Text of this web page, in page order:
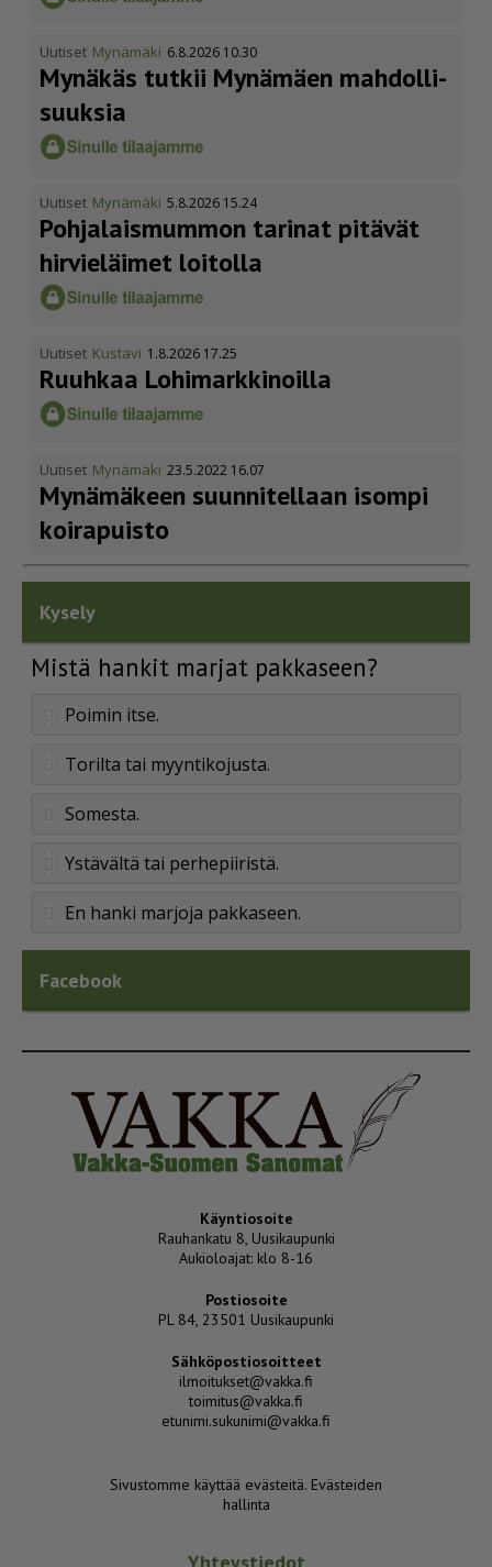
Uutiset Mynämäki 6.8.2026 10.30
Mynäkäs tutkii Mynämäen mahdol­li­
suuksia
Uutiset Mynämäki 5.8.2026 15.24
Pohja­lais­mummon tarinat pitävät
hirvieläimet loitolla
Uutiset Kustavi 1.8.2026 17.25
Ruuhkaa Lohimark­ki­noilla
Uutiset Mynämäki 23.5.2022 16.07
Mynämäkeen suunnitellaan isompi
koirapuisto
Kysely
Mistä hankit marjat pakkaseen?
Poimin itse.
Torilta tai myyntikojusta.
Somesta.
Ystävältä tai perhepiiristä.
En hanki marjoja pakkaseen.
Facebook
Käyntiosoite
Rauhankatu 8, Uusikaupunki
Aukioloajat: klo 8-16
Postiosoite
PL 84, 23501 Uusikaupunki
Sähköpostiosoitteet
ilmoitukset@vakka.fi
toimitus@vakka.fi
etunimi.sukunimi@vakka.fi
Sivustomme käyttää evästeitä. Evästeiden
hallinta